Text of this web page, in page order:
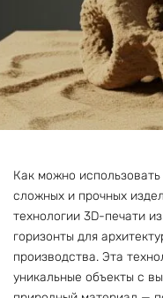
Как можно
сложных и прочных
технологии 3D-печати
горизонты для
производства. Эта
уникальные объекты с